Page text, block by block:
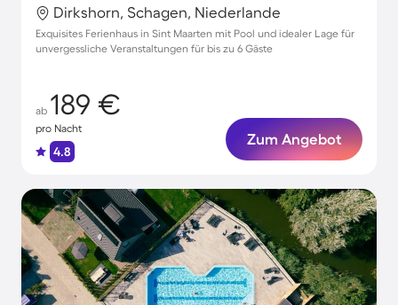
Dirkshorn, Schagen, Niederlande
Exquisites Ferienhaus in Sint Maarten mit Pool und idealer Lage für
unvergessliche Veranstaltungen für bis zu 6 Gäste
ab 189 €
pro Nacht
4.8
Zum Angebot